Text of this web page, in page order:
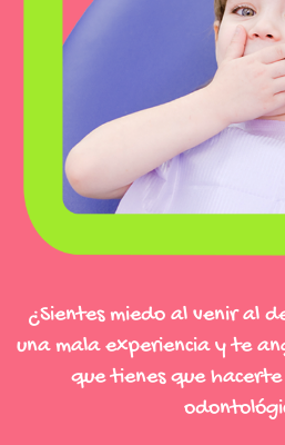
¿Sientes miedo al venir al
una mala experiencia y te
que tienes que